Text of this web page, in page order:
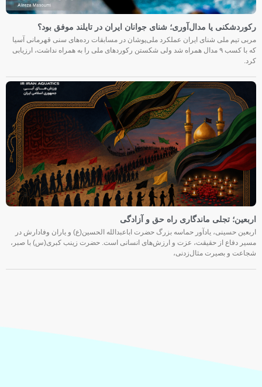
رکوردشکنی یا مدال‌آوری؛ شنای جوانان ایران در تایلند موفق بود؟
مربی تیم ملی شنای ایران عملکرد ملی‌پوشان در مسابقات رده‌های سنی قهرمانی آسیا
که با کسب ۹ مدال همراه شد ولی شکستن رکوردهای ملی را به همراه نداشت، ارزیابی
کرد.
اربعین؛ تجلی ماندگاری راه حق و آزادگی
اربعین حسینی، یادآور حماسه بزرگ حضرت اباعبدالله الحسین(ع) و یاران وفادارش در
مسیر دفاع از حقیقت، عزت و ارزش‌های انسانی است. حضرت زینب کبری(س) با صبر،
شجاعت و بصیرت مثال‌زدنی،